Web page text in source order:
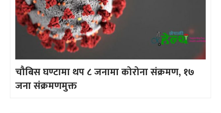
चौबिस घण्टामा थप ८ जनामा कोरोना संक्रमण, १७
जना संक्रमणमुक्त